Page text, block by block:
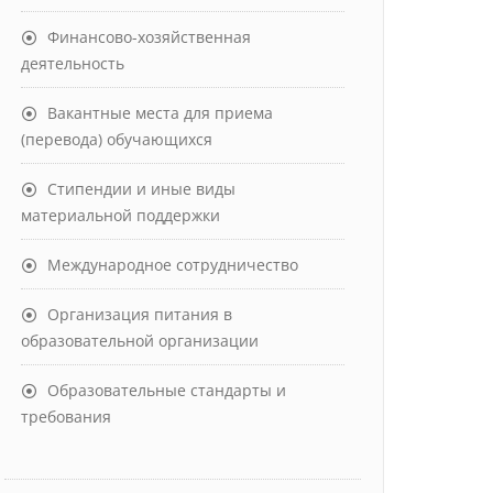
Финансово-хозяйственная
деятельность
Вакантные места для приема
(перевода) обучающихся
Стипендии и иные виды
материальной поддержки
Международное сотрудничество
Организация питания в
образовательной организации
Образовательные стандарты и
требования